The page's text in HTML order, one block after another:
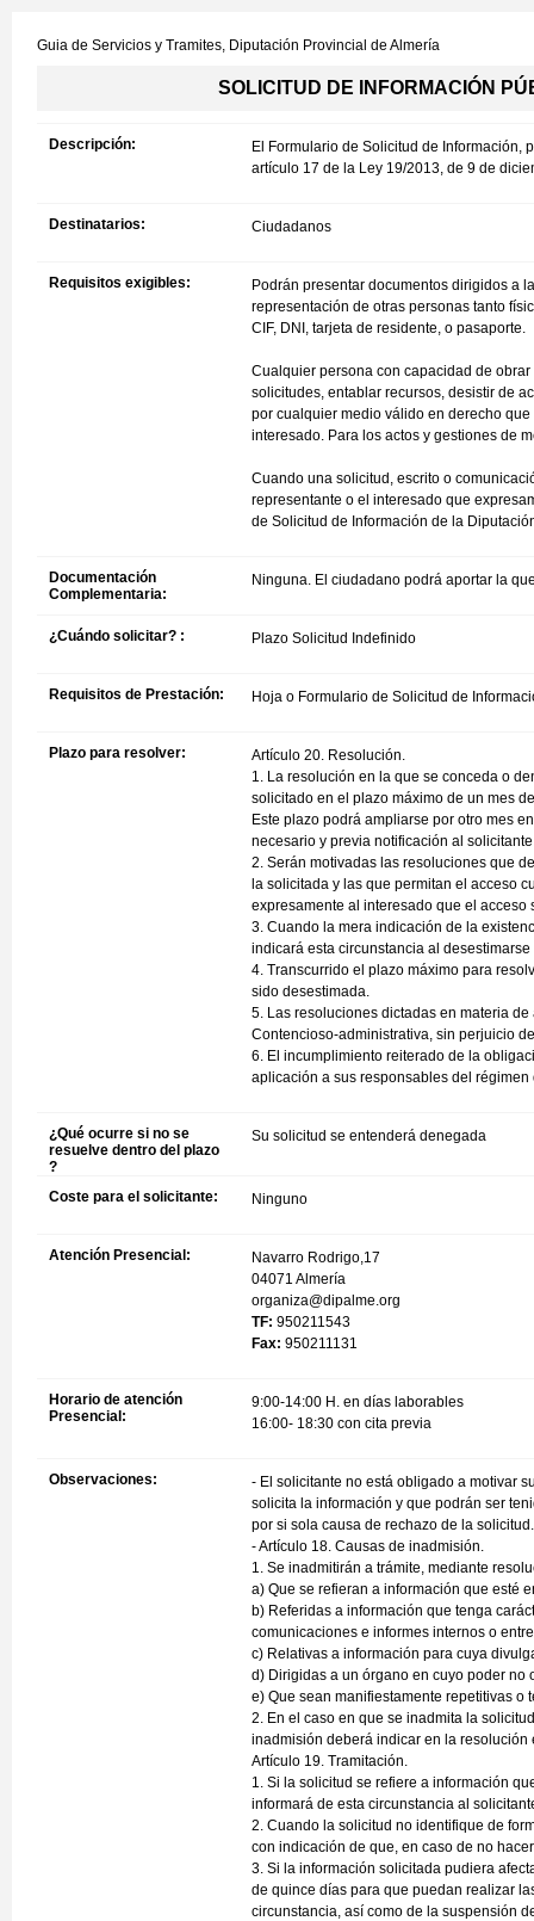
Guia de Servicios y Tramites, Diputación Provincial de Almería
SOLICITUD DE INFORMACIÓN
Descripción:
El Formulario de Solicitud de Información,
artículo 17 de la Ley 19/2013, de 9 de
Destinatarios: Ciudadanos
Requisitos exigibles:
Podrán presentar documentos dirigidos a
representación de otras personas tanto
CIF, DNI, tarjeta de residente, o pasaporte.
Cualquier persona con capacidad de
solicitudes, entablar recursos, desistir de
por cualquier medio válido en derecho
interesado. Para los actos y gestiones de
Cuando una solicitud, escrito o
representante o el interesado que
de Solicitud de Información de la
Documentación
Complementaria:
Ninguna. El ciudadano podrá aportar la
¿Cuándo solicitar? : Plazo Solicitud Indefinido
Requisitos de Prestación: Hoja o Formulario de Solicitud de
Plazo para resolver:
Artículo 20. Resolución.
1. La resolución en la que se conceda o
solicitado en el plazo máximo de un mes
Este plazo podrá ampliarse por otro mes
necesario y previa notificación al
2. Serán motivadas las resoluciones que
la solicitada y las que permitan el acceso
expresamente al interesado que el
3. Cuando la mera indicación de la
indicará esta circunstancia al
4. Transcurrido el plazo máximo para
sido desestimada.
5. Las resoluciones dictadas en materia
Contencioso-administrativa, sin perjuicio
6. El incumplimiento reiterado de la
aplicación a sus responsables del
¿Qué ocurre si no se
resuelve dentro del plazo
?
Su solicitud se entenderá denegada
Coste para el solicitante: Ninguno
Atención Presencial:
Navarro Rodrigo,17
04071 Almería
organiza@dipalme.org
TF: 950211543
Fax: 950211131
Horario de atención
Presencial:
9:00-14:00 H. en días laborables
16:00- 18:30 con cita previa
Observaciones:
- El solicitante no está obligado a motivar
solicita la información y que podrán ser
por si sola causa de rechazo de la
- Artículo 18. Causas de inadmisión.
1. Se inadmitirán a trámite, mediante
a) Que se refieran a información que esté
b) Referidas a información que tenga
comunicaciones e informes internos o
c) Relativas a información para cuya
d) Dirigidas a un órgano en cuyo poder no
e) Que sean manifiestamente repetitivas o
2. En el caso en que se inadmita la
inadmisión deberá indicar en la
Artículo 19. Tramitación.
1. Si la solicitud se refiere a información
informará de esta circunstancia al
2. Cuando la solicitud no identifique de
con indicación de que, en caso de no
3. Si la información solicitada pudiera
de quince días para que puedan realizar
circunstancia, así como de la suspensión